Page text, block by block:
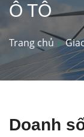
Ô TÔ
Trang chủ
Doanh